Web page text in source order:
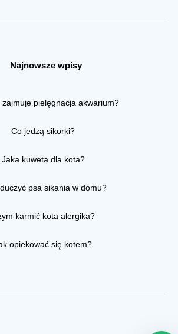
Najnowsze wpisy
zajmuje pielęgnacja akwarium?
Co jedzą sikorki?
Jaka kuweta dla kota?
psa sikania w domu?
karmić kota alergika?
opiekować się kotem?